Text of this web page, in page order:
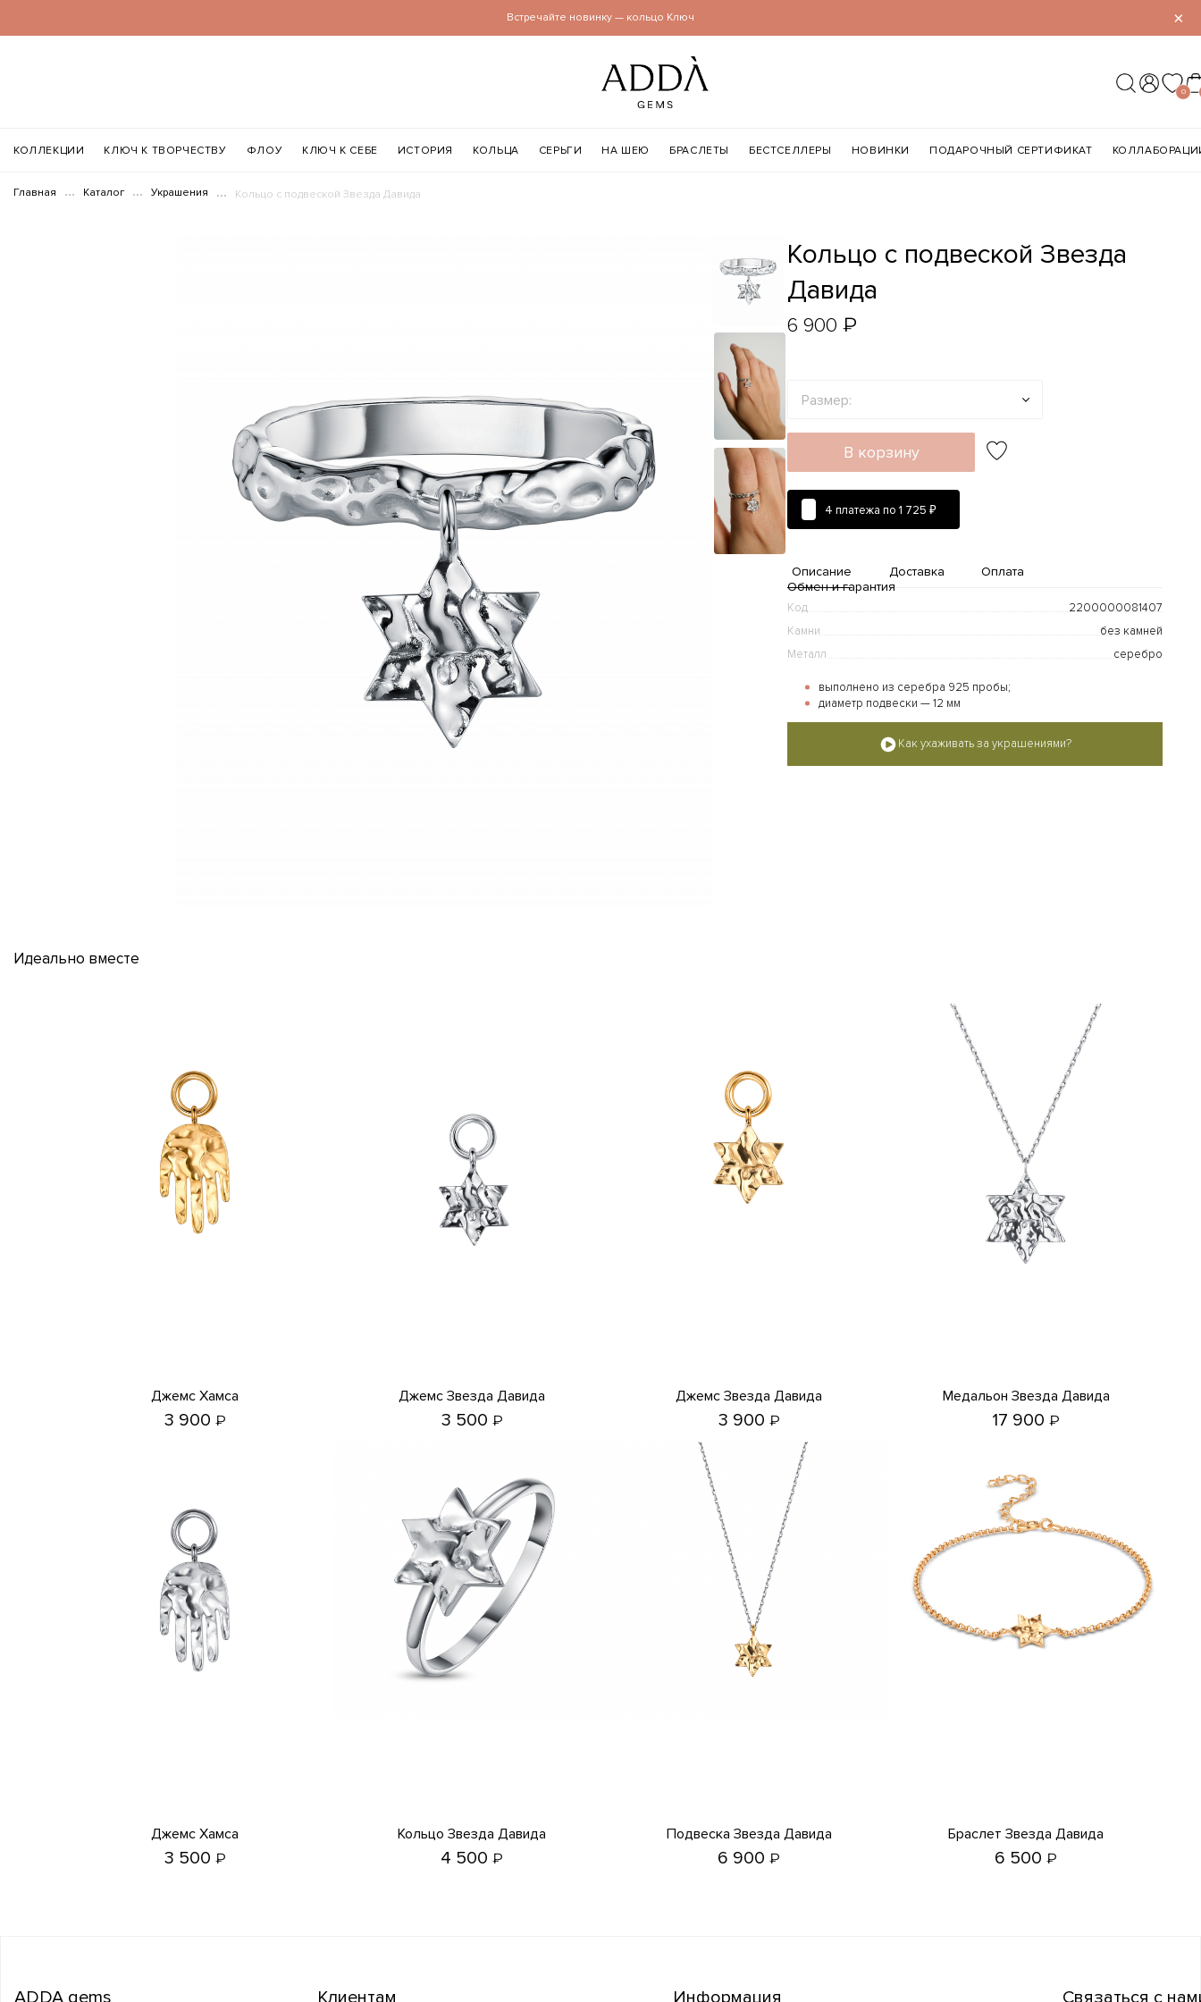
×
Встречайте новинку — кольцо Ключ
0
КОЛЛЕКЦИИ КЛЮЧ К ТВОРЧЕСТВУ ФЛОУ КЛЮЧ К СЕБЕ ИСТОРИЯ КОЛЬЦА СЕРЬГИ НА ШЕЮ БРАСЛЕТЫ БЕСТСЕЛЛЕРЫ НОВИНКИ ПОДАРОЧНЫЙ СЕРТИФИКАТ
Главная Каталог Украшения Кольцо с подвеской Звезда Давида
Кольцо с подвеской Звезда
Давида
6 900 ₽
Размер:
В корзину
4 платежа по 1 725 ₽
Описание
Код
2200000081407
Камни
без камней
Металл
серебро
выполнено из серебра 925 пробы;
диаметр подвески — 12 мм
Как ухаживать за украшениями?
Доставка
Доставка и оплата
Оплата
Обмен и гарантия
Идеально вместе
Джемс Хамса
3 900 ₽
Джемс Звезда Давида
3 500 ₽
Джемс Звезда Давида
3 900 ₽
Медальон Звезда Давида
17 900 ₽
Джемс Хамса
3 500 ₽
Кольцо Звезда Давида
4 500 ₽
Подвеска Звезда Давида
6 900 ₽
Браслет Звезда Давида
6 500 ₽
ADDA gems Клиентам Информация Связаться с